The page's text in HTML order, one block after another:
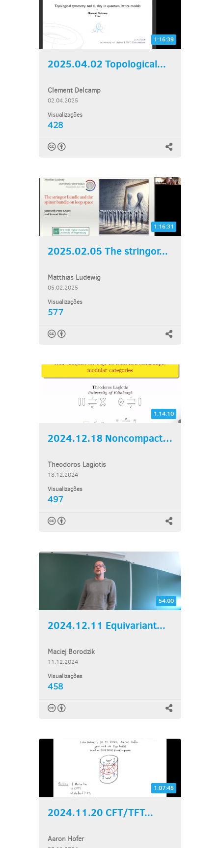
1:16:39
2025.04.02 Topological...
Clement Delcamp
02.04.2025
Visualizações
428
1:16:31
2025.02.05 The stringor...
Matthias Ludewig
05.02.2025
Visualizações
577
1:14:10
2024.12.18 Noncompact 3d...
Theodoros Lagiotis
18.12.2024
Visualizações
497
54:00
2024.12.11 Equivariant...
Maciej Borodzik
11.12.2024
Visualizações
458
1:07:45
2024.11.20 CFT/TFT...
Aaron Hofer